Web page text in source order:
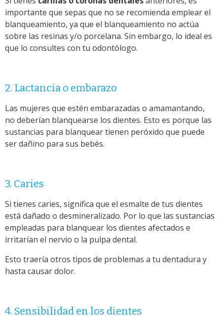
importante que sepas que no se recomienda emplear el
blanqueamiento, ya que el blanqueamiento no actúa
sobre las resinas y/o porcelana. Sin embargo, lo ideal es
que lo consultes con tu odontólogo.
2. Lactancia o embarazo
Las mujeres que estén embarazadas o amamantando,
no deberían blanquearse los dientes. Esto es porque las
sustancias para blanquear tienen peróxido que puede
ser dañino para sus bebés.
3. Caries
Si tienes caries, significa que el esmalte de tus dientes
está dañado o desmineralizado. Por lo que las sustancias
empleadas para blanquear los dientes afectados e
irritarían el nervio o la pulpa dental.
Esto traería otros tipos de problemas a tu dentadura y
hasta causar dolor.
4. Sensibilidad en los dientes